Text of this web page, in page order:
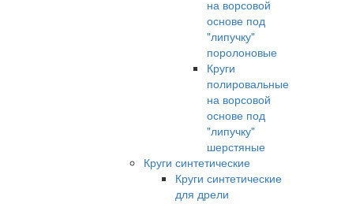
на ворсовой
основе под
"липучку"
поролоновые
Круги
полировальные
на ворсовой
основе под
"липучку"
шерстяные
Круги синтетические
Круги синтетические
для дрели